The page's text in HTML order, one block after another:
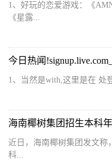
1、好玩的恋爱游戏：《
《星露...
今日热闻
1、
海南椰树集团招生本科
近日，海南椰树集团发文称
科...